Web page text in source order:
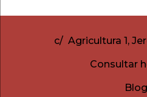
c/ Agricultura 1,
Consultar
Blog